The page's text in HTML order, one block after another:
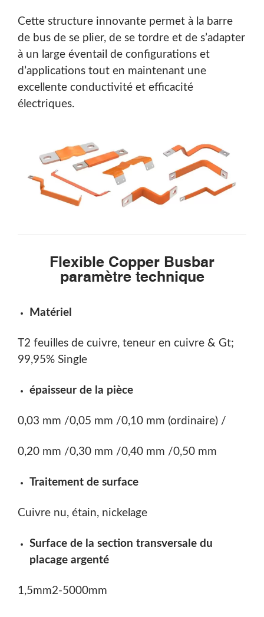
Cette structure innovante permet à la barre
de bus de se plier, de se tordre et de s’adapter
à un large éventail de configurations et
d’applications tout en maintenant une
excellente conductivité et efficacité
électriques.
Flexible Copper Busbar
paramètre technique
Matériel
T2 feuilles de cuivre, teneur en cuivre & Gt;
99,95% Single
épaisseur de la pièce
0,03 mm /0,05 mm /0,10 mm (ordinaire) /
0,20 mm /0,30 mm /0,40 mm /0,50 mm
Traitement de surface
Cuivre nu, étain, nickelage
Surface de la section transversale du
placage argenté
1,5mm2-5000mm